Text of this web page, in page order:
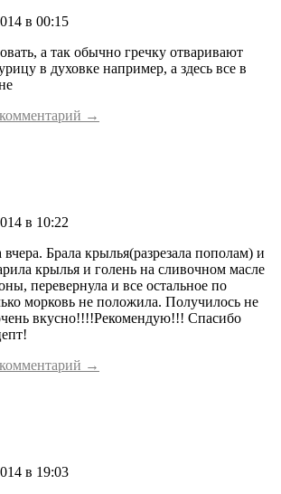
в 00:15
а так обычно гречку отваривают
в духовке например, а здесь все в
→
в 10:22
Брала крылья(разрезала пополам) и
крылья и голень на сливочном масле
перевернула и все остальное по
морковь не положила. Получилось не
вкусно!!!!Рекомендую!!! Спасибо
→
в 19:03